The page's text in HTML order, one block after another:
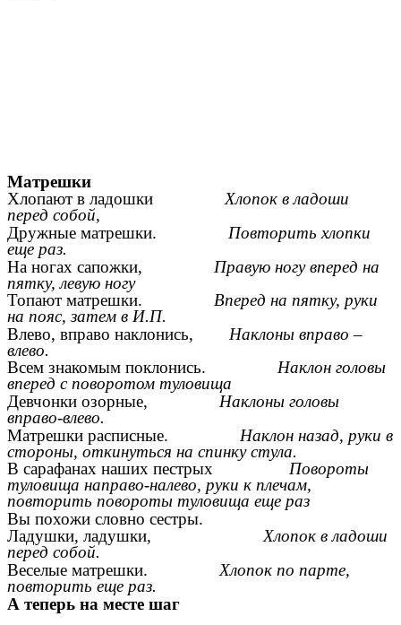
Матрешки
Хлопают в ладошкиХлопок в ладоши
перед собой,
Дружные матрешки. Повторить хлопки
еще раз.
На ногах сапожки, Правую ногу вперед на
пятку, левую ногу
Топают матрешки. Вперед на пятку, руки
на пояс, затем в И.П.
Влево, вправо наклонись, Наклоны вправо –
влево.
Всем знакомым поклонись. Наклон головы
вперед с поворотом туловища
Девчонки озорные, Наклоны головы
вправо-влево.
Матрешки расписные. Наклон назад, руки в
стороны, откинуться на спинку стула.
В сарафанах наших пестрых Повороты
туловища направо-налево, руки к плечам,
повторить повороты туловища еще раз
Вы похожи словно сестры.
Ладушки, ладушки,Хлопок в ладоши
перед собой.
Веселые матрешки. Хлопок по парте,
повторить еще раз.
А теперь на месте шаг